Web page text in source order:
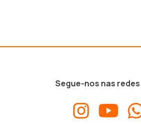
Segue-nos nas